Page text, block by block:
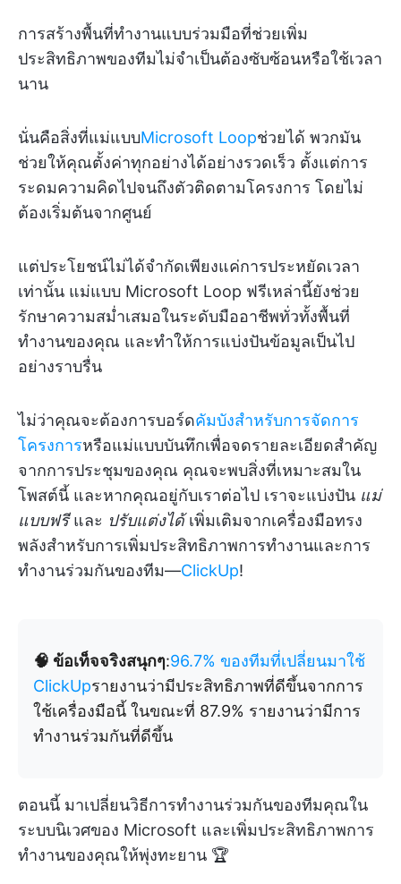
การสร้างพื้นที่ทำงานแบบร่วมมือที่ช่วยเพิ่ม
ประสิทธิภาพของทีมไม่จำเป็นต้องซับซ้อนหรือใช้เวลา
นาน
นั่นคือสิ่งที่แม่แบบMicrosoft Loopช่วยได้ พวกมัน
ช่วยให้คุณตั้งค่าทุกอย่างได้อย่างรวดเร็ว ตั้งแต่การ
ระดมความคิดไปจนถึงตัวติดตามโครงการ โดยไม่
ต้องเริ่มต้นจากศูนย์
แต่ประโยชน์ไม่ได้จำกัดเพียงแค่การประหยัดเวลา
เท่านั้น แม่แบบ Microsoft Loop ฟรีเหล่านี้ยังช่วย
รักษาความสม่ำเสมอในระดับมืออาชีพทั่วทั้งพื้นที่
ทำงานของคุณ และทำให้การแบ่งปันข้อมูลเป็นไป
อย่างราบรื่น
ไม่ว่าคุณจะต้องการบอร์ดคัมบังสำหรับการจัดการ
โครงการหรือแม่แบบบันทึกเพื่อจดรายละเอียดสำคัญ
จากการประชุมของคุณ คุณจะพบสิ่งที่เหมาะสมใน
โพสต์นี้ และหากคุณอยู่กับเราต่อไป เราจะแบ่งปัน แม่
แบบฟรีและ ปรับแต่งได้เพิ่มเติมจากเครื่องมือทรง
พลังสำหรับการเพิ่มประสิทธิภาพการทำงานและการ
ทำงานร่วมกันของทีม—ClickUp!
🧠 ข้อเท็จจริงสนุกๆ:96.7% ของทีมที่เปลี่ยนมาใช้
ClickUpรายงานว่ามีประสิทธิภาพที่ดีขึ้นจากการ
ใช้เครื่องมือนี้ ในขณะที่ 87.9% รายงานว่ามีการ
ทำงานร่วมกันที่ดีขึ้น
ตอนนี้ มาเปลี่ยนวิธีการทำงานร่วมกันของทีมคุณใน
ระบบนิเวศของ Microsoft และเพิ่มประสิทธิภาพการ
ทำงานของคุณให้พุ่งทะยาน 🏆